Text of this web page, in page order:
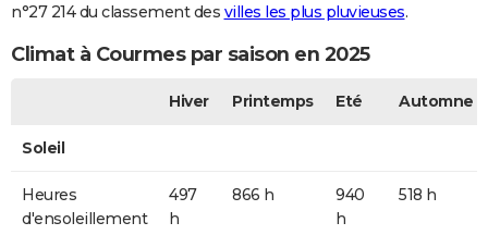
n°27 214 du classement des villes les plus pluvieuses.
Climat à Courmes par saison en 2025
Hiver Printemps Eté Automne
Soleil
Heures
d'ensoleillement
497
h
866 h
940
h
518 h